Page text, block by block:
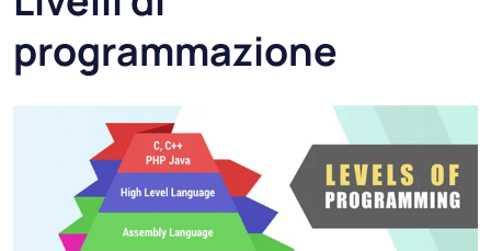
programmazione